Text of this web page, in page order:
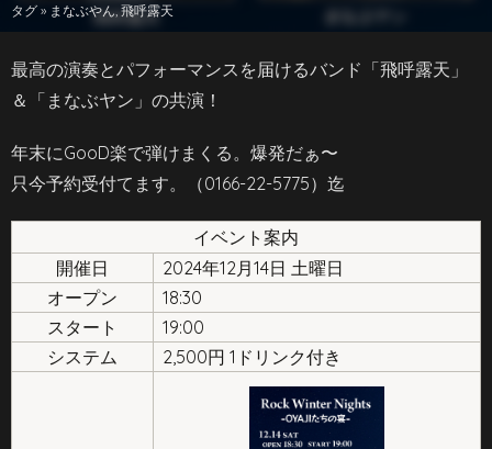
タグ » まなぶやん,飛呼露天
最高の演奏とパフォーマンスを届けるバンド「飛呼露天」
＆「まなぶヤン」の共演！
年末にGooD楽で弾けまくる。爆発だぁ〜
只今予約受付てます。（0166-22-5775）迄
イベント案内
開催日
2024年12月14日 土曜日
オープン
18:30
スタート
19:00
システム
2,500円 1ドリンク付き